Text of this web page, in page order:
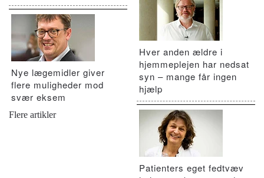
Nye lægemidler giver
flere muligheder mod
svær eksem
Flere artikler
Hver anden ældre i
hjemmeplejen har nedsat
syn – mange får ingen
hjælp
Patienters eget fedtvæv